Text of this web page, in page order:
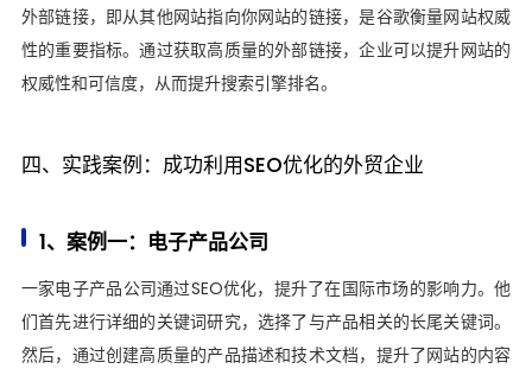
外部链接，即从其他网站指向你网站的链接，是谷歌衡量网站权威
性的重要指标。通过获取高质量的外部链接，企业可以提升网站的
权威性和可信度，从而提升搜索引擎排名。
四、实践案例：成功利用SEO优化的外贸企业
1、案例一：电子产品公司
一家电子产品公司通过SEO优化，提升了在国际市场的影响力。他
们首先进行详细的关键词研究，选择了与产品相关的长尾关键词。
然后，通过创建高质量的产品描述和技术文档，提升了网站的内容